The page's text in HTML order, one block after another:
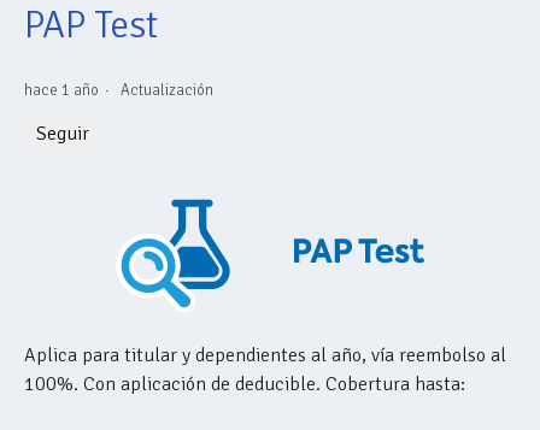
PAP Test
hace 1 año Actualización
Seguir
Aplica para titular y dependientes al año, vía reembolso al
100%. Con aplicación de deducible. Cobertura hasta: